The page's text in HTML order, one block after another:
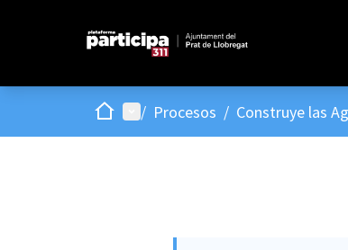
InicioMenú principal
/ Procesos / Construye las